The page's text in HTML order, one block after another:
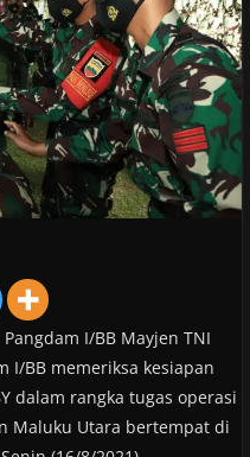
I/BB Mayjen TNI
I/BB memeriksa kesiapan
dalam rangka tugas operasi
Maluku Utara bertempat di